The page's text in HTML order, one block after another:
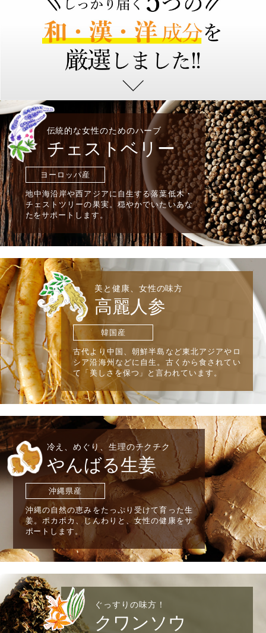
伝統的な女性のためのハーブ
チェストベリー
ヨーロッパ産
地中海沿岸や西アジアに自生する落葉低木・
チェストツリーの果実。穏やかでいたいあな
たをサポートします。
美と健康、女性の味方
高麗人参
韓国産
古代より中国、朝鮮半島など東北アジアやロ
シア沿海州などに自生。古くから食されてい
て「美しさを保つ」と言われています。
冷え、めぐり、生理のチクチク
やんばる生姜
沖縄県産
沖縄の自然の恵みをたっぷり受けて育った生
姜。ポカポカ、じんわりと、女性の健康をサ
ポートします。
ぐっすりの味方！
クワンソウ